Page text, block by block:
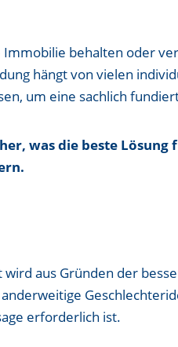
Immobilie behalten oder
hängt von vielen
um eine sachlich
was die beste
wird aus Gründen der
erforderlich ist.